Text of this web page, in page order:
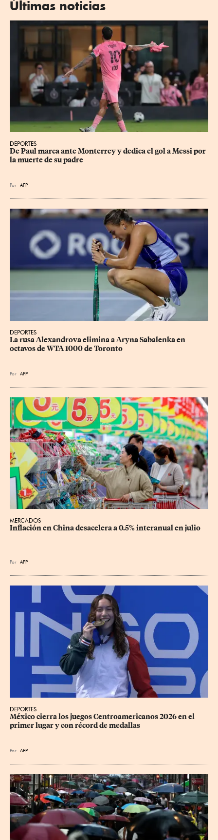
Últimas noticias
DEPORTES
De Paul marca ante Monterrey y dedica el gol a Messi por
la muerte de su padre
Por AFP
DEPORTES
La rusa Alexandrova elimina a Aryna Sabalenka en
octavos de WTA 1000 de Toronto
Por AFP
MERCADOS
Inflación en China desacelera a 0.5% interanual en julio
Por AFP
DEPORTES
México cierra los juegos Centroamericanos 2026 en el
primer lugar y con récord de medallas
Por AFP